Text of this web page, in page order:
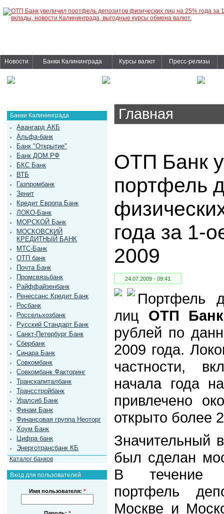
Новости Банки Калининграда Курсы валют Пресс-релизы
Банки Калининграда
Авангард АКБ
Альфа-банк
Банк "Открытие"
Банк ДОМ.РФ
БКС Банк
ВТБ
Газпромбанк
Зенит
Кредит Европа Банк
ЛОКО-Банк
МОРСКОЙ Банк
МОСКОВСКИЙ
КРЕДИТНЫЙ БАНК
МТС-Банк
ОТП банк
Почта Банк
Промсвязьбанк
Райффайзенбанк
Ренессанс Кредит Банк
Росбанк
Россельхозбанк
Русский Стандарт Банк
Санкт-Петербург Банк
Сбербанк
Синара Банк
Совкомбанк
Совкомбанк Факторинг
Транскапиталбанк
Трансстройбанк
Уралсиб Банк
Финам Банк
Финансовая группа Неоторг
Хоум Банк
Цифра банк
Энерготрансбанк КБ
Каталог банков
Вход для пользователей
Имя пользователя: *
Главная
ОТП Банк
портфель
года за 1-
2009
24.07.2009 - 09:41
Портфель
лиц ОТП
рублей по
2009 года.
частности,
начала года
привлечено
открыто более
Значительный
был сделан
В течение
портфель
Москве и